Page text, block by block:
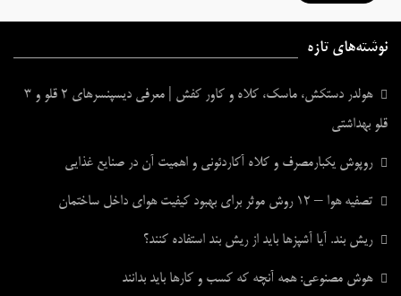
نوشته‌های تازه
هولدر دستکش، ماسک، کلاه و کاور کفش | معرفی دیسپنسرهای ۲ قلو و ۳
قلو بهداشتی
روپوش یکبارمصرف و کلاه آکاردئونی و اهمیت آن در صنایع غذایی
تصفیه هوا – ۱۲ روش موثر برای بهبود کیفیت هوای داخل ساختمان
ریش بند. آیا آشپزها باید از ریش بند استفاده کنند؟
هوش مصنوعی: همه آنچه که کسب و کارها باید بدانند